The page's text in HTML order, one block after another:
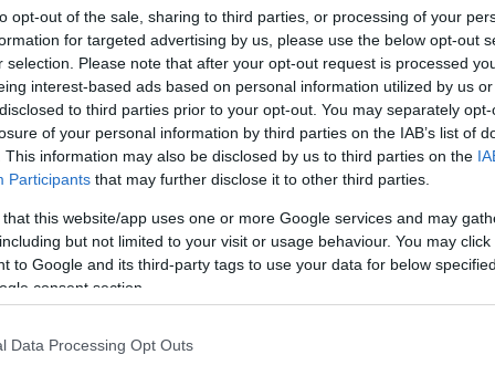
opt-out of the sale, sharing to third parties, or processing of your
for targeted advertising by us, please use the below opt-out
selection. Please note that after your opt-out request is processed
interest-based ads based on personal information utilized by us
to third parties prior to your opt-out. You may separately
of your personal information by third parties on the IAB’s list of
This information may also be disclosed by us to third parties on the
Participants that may further disclose it to other third parties.
that this website/app uses one or more Google services and may
but not limited to your visit or usage behaviour. You may
to Google and its third-party tags to use your data for below
consent section.
Data Processing Opt Outs